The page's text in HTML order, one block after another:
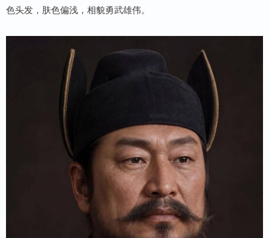
色头发，肤色偏浅，相貌勇武雄伟。